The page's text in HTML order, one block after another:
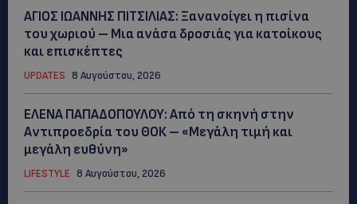
ΑΓΙΟΣ ΙΩΑΝΝΗΣ ΠΙΤΣΙΛΙΑΣ: Ξανανοίγει η πισίνα
του χωριού – Μια ανάσα δροσιάς για κατοίκους
και επισκέπτες
UPDATES 8 Αυγούστου, 2026
ΕΛΕΝΑ ΠΑΠΑΔΟΠΟΥΛΟΥ: Από τη σκηνή στην
Αντιπροεδρία του ΘΟΚ – «Μεγάλη τιμή και
μεγάλη ευθύνη»
LIFESTYLE 8 Αυγούστου, 2026